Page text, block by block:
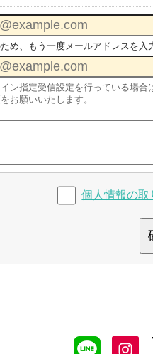
め、もう一度メールアドレスを入
ン指定受信設定を行っている場合
お願いいたします。
個人情報の取